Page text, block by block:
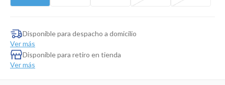
Disponible para despacho a domicilio
Ver más
Disponible para retiro en tienda
Ver más